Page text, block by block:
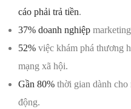
cáo phải trả tiền.
37% doanh nghiệp
52% việc khám phá thương
mạng xã hội.
Gần 80% thời gian dành
động.